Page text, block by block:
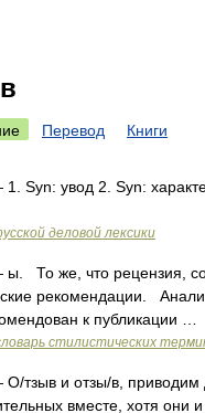
Перевод Книги
Syn: увод 2. Syn:
деловой лексики
То же, что рецензия,
рекомендации.
к публикации …
стилистических
тзыв и отзы/в, приводим
вместе, хотя они